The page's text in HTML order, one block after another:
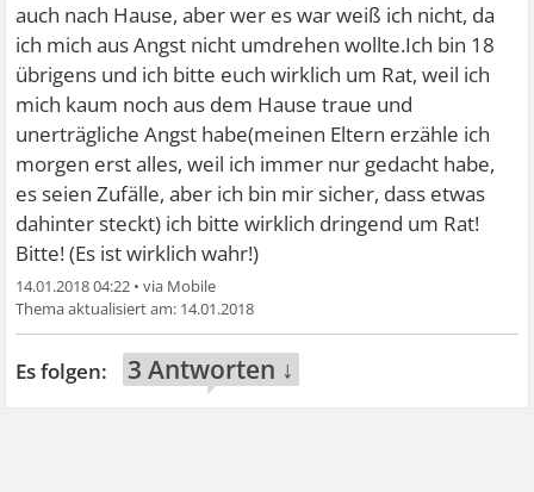
auch nach Hause, aber wer es war weiß ich nicht, da
ich mich aus Angst nicht umdrehen wollte.Ich bin 18
übrigens und ich bitte euch wirklich um Rat, weil ich
mich kaum noch aus dem Hause traue und
unerträgliche Angst habe(meinen Eltern erzähle ich
morgen erst alles, weil ich immer nur gedacht habe,
es seien Zufälle, aber ich bin mir sicher, dass etwas
dahinter steckt) ich bitte wirklich dringend um Rat!
Bitte! (Es ist wirklich wahr!)
14.01.2018 04:22 •
14.01.2018
3 Antworten ↓